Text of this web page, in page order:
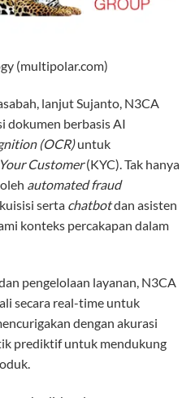
(multipolar.com)
lanjut Sujanto, N3CA
dokumen berbasis AI
(OCR)untuk
Customer(KYC). Tak hanya
automated fraud
serta chatbotdan asisten
konteks percakapan dalam
pengelolaan layanan, N3CA
secara real-time untuk
dengan akurasi
prediktif untuk mendukung